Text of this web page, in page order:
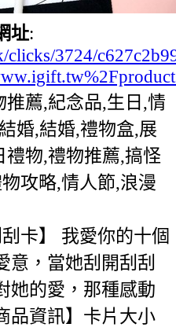
址:
clicks/3724/
推薦,紀念品,生日,情
婚,結婚,禮物盒,展
禮物,禮物推薦,搞怪
攻略,情人節,浪漫
卡】 我愛你的十個
意，當她刮開刮刮
她的愛，那種感動
品資訊】卡片大小